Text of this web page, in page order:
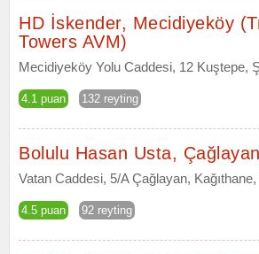
HD İskender, Mecidiyeköy
Towers AVM)
Mecidiyeköy Yolu Caddesi, 12 Kuştepe,
4.1 puan 132 reyting
Bolulu Hasan Usta, Çağlayan
Vatan Caddesi, 5/A Çağlayan,
4.5 puan 92 reyting